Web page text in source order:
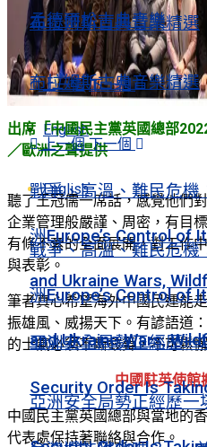
布拉姆斯古典音樂精選
上一個 下一個
English
戰爭、高溫、難民危
洲Europe’s Control of
and Ukraine Wars,
亞洲安全局勢正經歷一
Security Order Is
孟德爾松古典音樂
布拉姆斯古典音樂精選
上一個 下一個
English
戰爭、高溫、難民危
洲Europe’s Control of
and Ukraine Wars,
亞洲安全局勢正經歷一
出席「中國民主黨英國總部
／歐洲之聲提供
聽了王冠儒一席話，感覺他們
企業管理般嚴謹、周密，有目
有條不紊的全面展開，對工作
與表彰。
筆者真心希望海外中國民運能
振雄風、威揚天下。有諺語道
的士氣必須不斷鼓舞，不可鬆
中國駐英使館
中國民主黨英國總部與當地的
代表處保持著聯絡與合作。